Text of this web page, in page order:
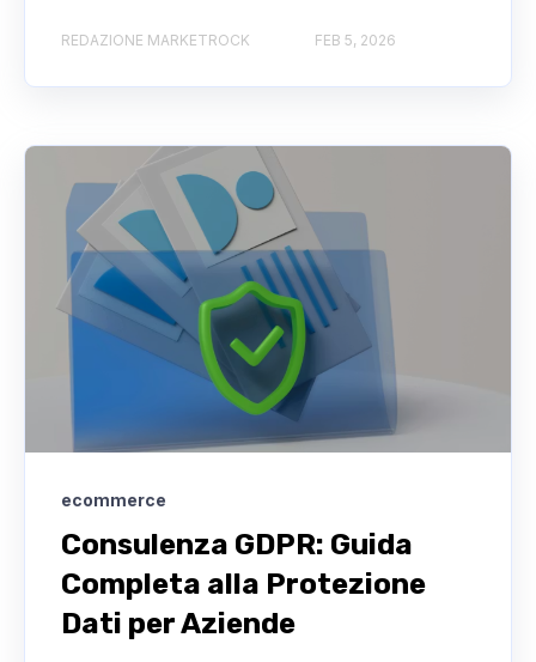
REDAZIONE MARKETROCK FEB 5, 2026
ecommerce
Consulenza GDPR: Guida
Completa alla Protezione
Dati per Aziende